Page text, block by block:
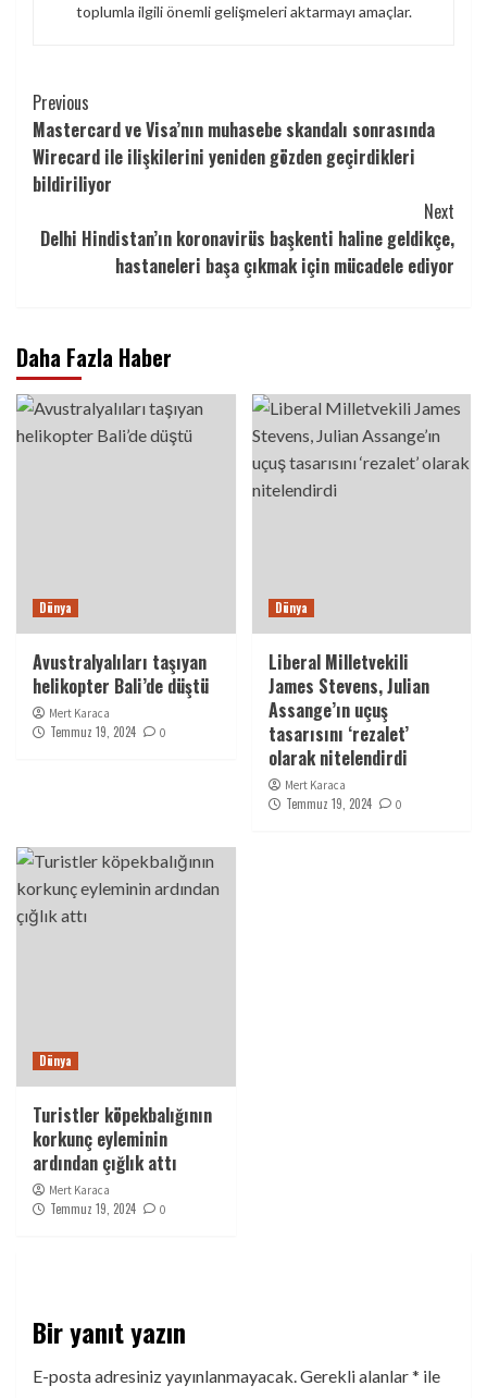
toplumla ilgili önemli gelişmeleri aktarmayı amaçlar.
Continue
Reading
Previous
Mastercard ve Visa’nın muhasebe skandalı sonrasında
Wirecard ile ilişkilerini yeniden gözden geçirdikleri
bildiriliyor
Next
Delhi Hindistan’ın koronavirüs başkenti haline geldikçe,
hastaneleri başa çıkmak için mücadele ediyor
Daha Fazla Haber
Dünya
Avustralyalıları taşıyan
helikopter Bali’de düştü
Mert Karaca
Temmuz 19, 2024 0
Dünya
Liberal Milletvekili
James Stevens, Julian
Assange’ın uçuş
tasarısını ‘rezalet’
olarak nitelendirdi
Mert Karaca
Temmuz 19, 2024 0
Dünya
Turistler köpekbalığının
korkunç eyleminin
ardından çığlık attı
Mert Karaca
Temmuz 19, 2024 0
Bir yanıt yazın
E-posta adresiniz yayınlanmayacak.Gerekli alanlar* ile